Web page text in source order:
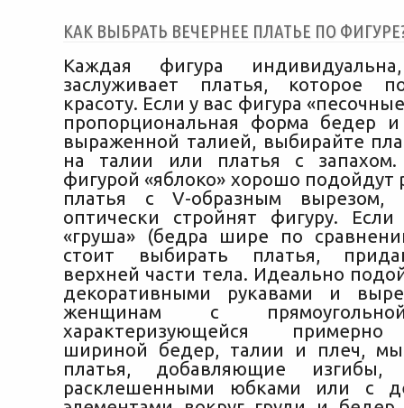
КАК ВЫБРАТЬ ВЕЧЕРНЕЕ ПЛАТЬЕ ПО
Каждая фигура
заслуживает платья, которое
красоту. Если у вас фигура
пропорциональная форма бедер
выраженной талией, выбирайте
на талии или платья с
фигурой «яблоко» хорошо
платья с V-образным
оптически стройнят фигуру.
«груша» (бедра шире по
стоит выбирать платья,
верхней части тела. Идеально
декоративными рукавами и
женщинам с
характеризующейся
шириной бедер, талии и плеч,
платья, добавляющие изгибы,
расклешенными юбками или с